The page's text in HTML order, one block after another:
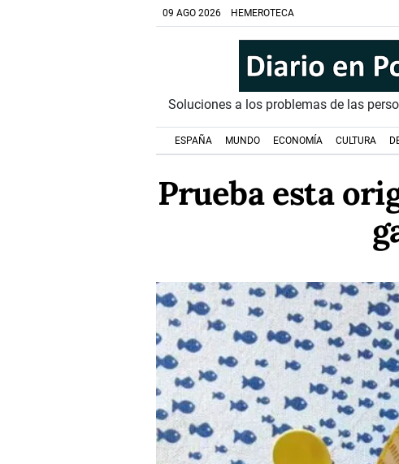
09 AGO 2026 HEMEROTECA
Soluciones a los problemas de las
ESPAÑA MUNDO ECONOMÍA CULTURA
Prueba esta